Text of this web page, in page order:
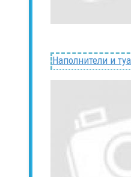
Наполнители и